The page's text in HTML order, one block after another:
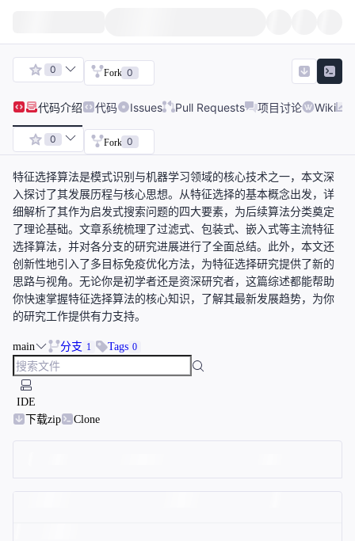
0 Fork 0
代码介绍 代码 Issues Pull Requests 项目讨论 Wiki
0 Fork 0
特征选择算法是模式识别与机器学习领域的核心技术之一，本文深
入探讨了其发展历程与核心思想。从特征选择的基本概念出发，详
细解析了其作为启发式搜索问题的四大要素，为后续算法分类奠定
了理论基础。文章系统梳理了过滤式、包装式、嵌入式等主流特征
选择算法，并对各分支的研究进展进行了全面总结。此外，本文还
创新性地引入了多目标免疫优化方法，为特征选择研究提供了新的
思路与视角。无论你是初学者还是资深研究者，这篇综述都能帮助
你快速掌握特征选择算法的核心知识，了解其最新发展趋势，为你
的研究工作提供有力支持。
main 分支 1 Tags 0
IDE
下载zip
Clone